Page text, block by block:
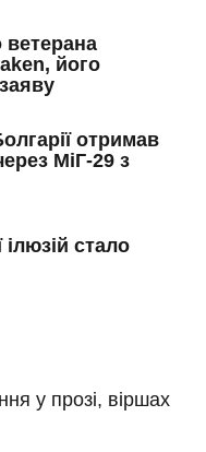
ветерана
його
отримав
МіГ-29 з
ілюзій стало
у прозі, віршах